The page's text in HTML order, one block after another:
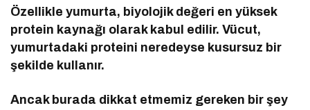
Özellikle yumurta, biyolojik değeri en yüksek
protein kaynağı olarak kabul edilir. Vücut,
yumurtadaki proteini neredeyse kusursuz bir
şekilde kullanır.
Ancak burada dikkat etmemiz gereken bir şey